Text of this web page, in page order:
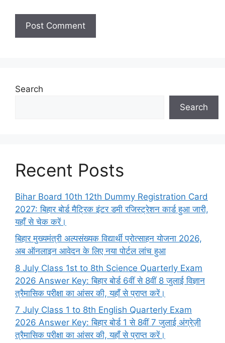
Search
Search
Recent Posts
Bihar Board 10th 12th Dummy Registration Card
2027: बिहार बोर्ड मैट्रिक इंटर डमी रजिस्ट्रेशन कार्ड हुआ जारी,
यहाँ से चेक करें।
बिहार मुख्यमंत्री अल्पसंख्यक विद्यार्थी प्रोत्साहन योजना 2026,
अब ऑनलाइन आवेदन के लिए नया पोर्टल लांच हुआ
8 July Class 1st to 8th Science Quarterly Exam
2026 Answer Key: बिहार बोर्ड 6वीं से 8वीं 8 जुलाई विज्ञान
त्रैमासिक परीक्षा का आंसर की, यहाँ से प्राप्त करें।
7 July Class 1 to 8th English Quarterly Exam
2026 Answer Key: बिहार बोर्ड 1 से 8वीं 7 जुलाई अंग्रेज़ी
त्रैमासिक परीक्षा का आंसर की, यहाँ से प्राप्त करें।